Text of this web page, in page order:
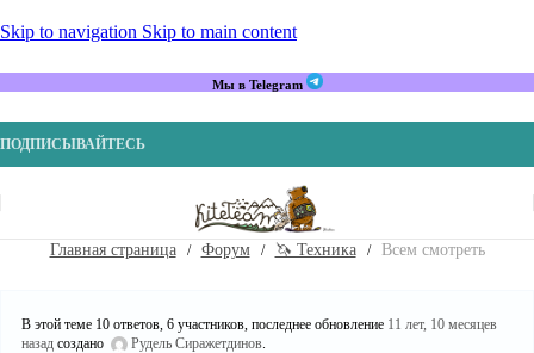
Skip to navigation Skip to main content
Мы в Telegram
ПОДПИСЫВАЙТЕСЬ
Главная страница Форум 🦄 Техника Всем смотреть
В этой теме 10 ответов, 6 участников, последнее обновление 11 лет, 10 месяцев
назад создано Рудель Сиражетдинов.